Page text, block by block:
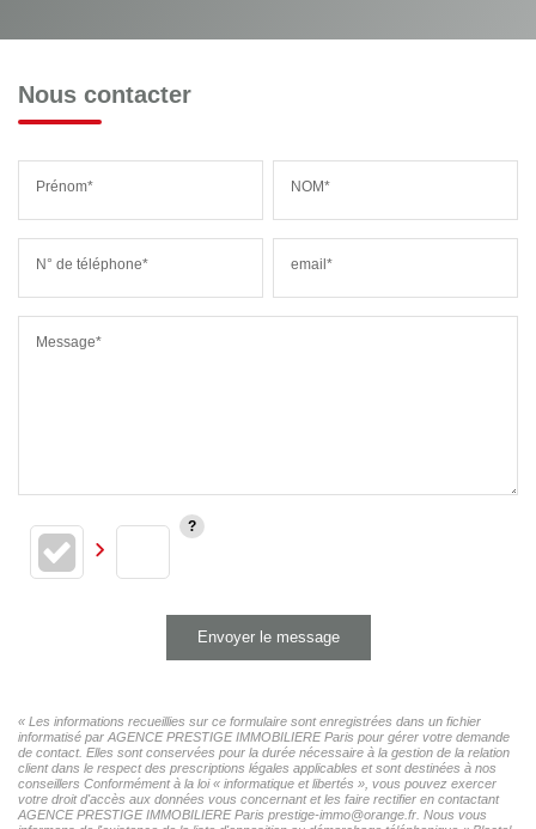
Nous contacter
Prénom* NOM*
N° de téléphone* email*
Message*
Envoyer le message
« Les informations recueillies sur ce formulaire sont enregistrées dans un fichier
informatisé par AGENCE PRESTIGE IMMOBILIERE Paris pour gérer votre demande
de contact. Elles sont conservées pour la durée nécessaire à la gestion de la relation
client dans le respect des prescriptions légales applicables et sont destinées à nos
conseillers Conformément à la loi « informatique et libertés », vous pouvez exercer
votre droit d'accès aux données vous concernant et les faire rectifier en contactant
AGENCE PRESTIGE IMMOBILIERE Paris prestige-immo@orange.fr. Nous vous